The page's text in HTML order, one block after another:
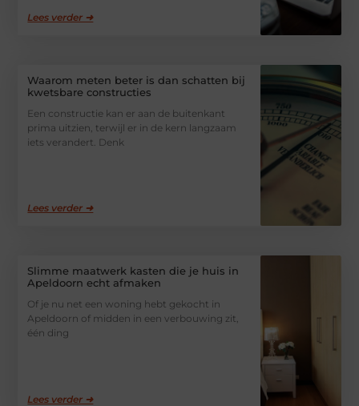
Lees verder ➜
Waarom meten beter is dan schatten bij
kwetsbare constructies
Een constructie kan er aan de buitenkant
prima uitzien, terwijl er in de kern langzaam
iets verandert. Denk
Lees verder ➜
Slimme maatwerk kasten die je huis in
Apeldoorn echt afmaken
Of je nu net een woning hebt gekocht in
Apeldoorn of midden in een verbouwing zit,
één ding
Lees verder ➜